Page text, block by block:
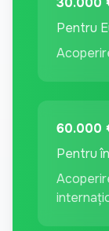
Pentru
60.000
Pentru